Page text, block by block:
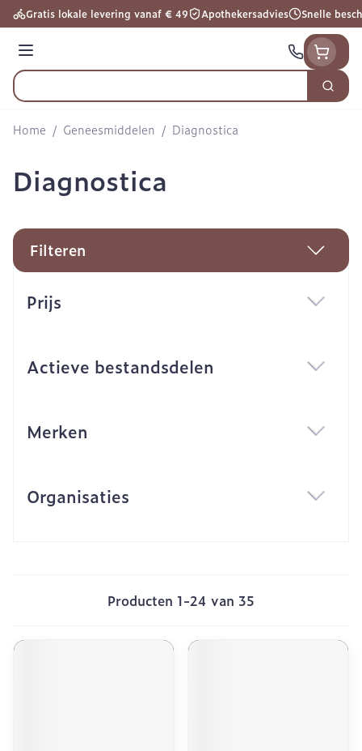
Ga naar de inhoud
Gratis lokale levering vanaf € 49 Apothekersadvies Snelle
Menu
Product, merk, categorie...
Zoek
Home / Geneesmiddelen / Diagnostica
Diagnostica
Filteren
Prijs
Actieve bestandsdelen
Merken
Organisaties
Producten 1-24 van 35